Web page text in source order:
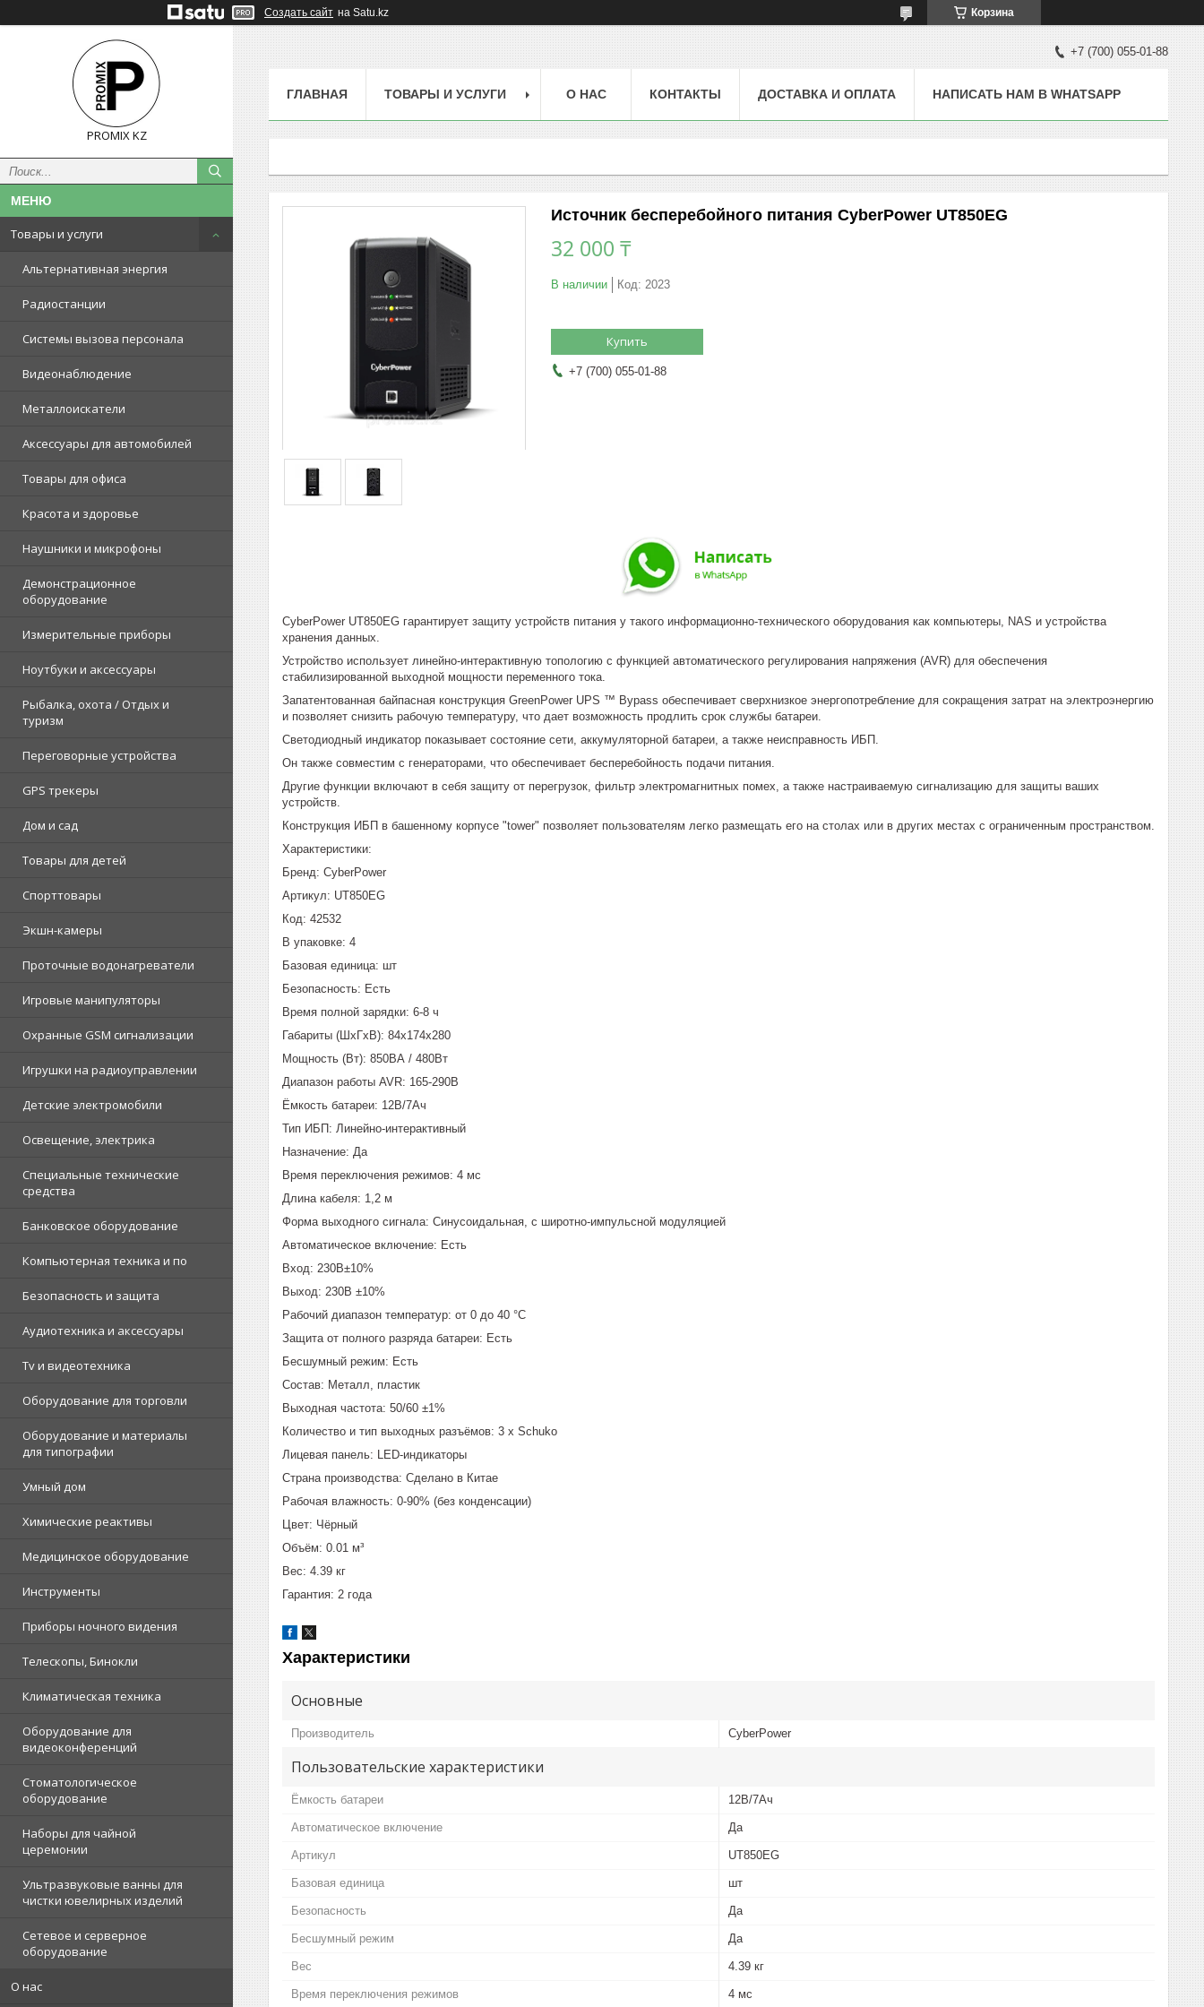
Создать сайт на Satu.kz Корзина
PROMIX KZ
Товары и услуги
Альтернативная энергия
Радиостанции
Системы вызова персонала
Видеонаблюдение
Металлоискатели
Аксессуары для автомобилей
Товары для офиса
Красота и здоровье
Наушники и микрофоны
Демонстрационное
оборудование
Измерительные приборы
Ноутбуки и аксессуары
Рыбалка, охота / Отдых и
туризм
Переговорные устройства
GPS трекеры
Дом и сад
Товары для детей
Спорттовары
Экшн-камеры
Проточные водонагреватели
Игровые манипуляторы
Охранные GSM сигнализации
Игрушки на радиоуправлении
Детские электромобили
Освещение, электрика
Специальные технические
средства
Банковское оборудование
Компьютерная техника и по
Безопасность и защита
Аудиотехника и аксессуары
Tv и видеотехника
Оборудование для торговли
Оборудование и материалы
для типографии
Умный дом
Химические реактивы
Медицинское оборудование
Инструменты
Приборы ночного видения
Телескопы, Бинокли
Климатическая техника
Оборудование для
видеоконференций
Стоматологическое
оборудование
Наборы для чайной
церемонии
Ультразвуковые ванны для
чистки ювелирных изделий
Сетевое и серверное
оборудование
О нас
+7 (700) 055-01-88
ГЛАВНАЯ ТОВАРЫ И УСЛУГИ О НАС КОНТАКТЫ ДОСТАВКА И ОПЛАТА НАПИСАТЬ НАМ В WHATSAPP
Источник бесперебойного питания CyberPower UT850EG
32 000 ₸
В наличии Код: 2023
Купить
+7 (700) 055-01-88
CyberPower UT850EG гарантирует защиту устройств питания у такого информационно-технического оборудования как компьютеры, NAS и устройства
хранения данных.
Устройство использует линейно-интерактивную топологию с функцией автоматического регулирования напряжения (AVR) для обеспечения
стабилизированной выходной мощности переменного тока.
Запатентованная байпасная конструкция GreenPower UPS ™ Bypass обеспечивает сверхнизкое энергопотребление для сокращения затрат на электроэнергию
и позволяет снизить рабочую температуру, что дает возможность продлить срок службы батареи.
Светодиодный индикатор показывает состояние сети, аккумуляторной батареи, а также неисправность ИБП.
Он также совместим с генераторами, что обеспечивает бесперебойность подачи питания.
Другие функции включают в себя защиту от перегрузок, фильтр электромагнитных помех, а также настраиваемую сигнализацию для защиты ваших
устройств.
Конструкция ИБП в башенному корпусе "tower" позволяет пользователям легко размещать его на столах или в других местах с ограниченным пространством.
Характеристики:
Бренд: CyberPower
Артикул: UT850EG
Код: 42532
В упаковке: 4
Базовая единица: шт
Безопасность: Есть
Время полной зарядки: 6-8 ч
Габариты (ШхГхВ): 84х174х280
Мощность (Bт): 850ВА / 480Вт
Диапазон работы AVR: 165-290В
Ёмкость батареи: 12В/7Ач
Тип ИБП: Линейно-интерактивный
Назначение: Да
Время переключения режимов: 4 мс
Длина кабеля: 1,2 м
Форма выходного сигнала: Cинусоидальная, с широтно-импульсной модуляцией
Автоматическое включение: Есть
Вход: 230В±10%
Выход: 230В ±10%
Рабочий диапазон температур: от 0 до 40 °С
Защита от полного разряда батареи: Есть
Бесшумный режим: Есть
Состав: Металл, пластик
Выходная частота: 50/60 ±1%
Количество и тип выходных разъёмов: 3 х Schuko
Лицевая панель: LED-индикаторы
Страна производства: Сделано в Китае
Рабочая влажность: 0-90% (без конденсации)
Цвет: Чёрный
Объём: 0.01 м³
Вес: 4.39 кг
Гарантия: 2 года
Характеристики
Основные
Производитель CyberPower
Пользовательские характеристики
Ёмкость батареи 12В/7Ач
Автоматическое включение Да
Артикул UT850EG
Базовая единица шт
Безопасность Да
Бесшумный режим Да
Вес 4.39 кг
Время переключения режимов 4 мс